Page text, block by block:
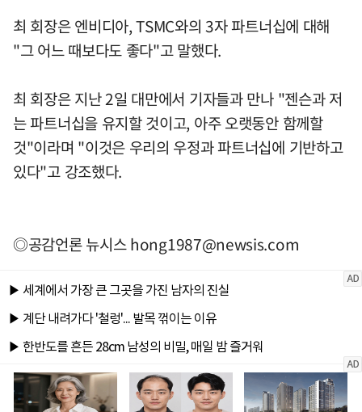
최 회장은 엔비디아, TSMC와의 3자 파트너십에 대해
"그 어느 때보다도 좋다"고 말했다.
최 회장은 지난 2일 대만에서 기자들과 만나 "젠슨과 저
는 파트너십을 유지할 것이고, 아주 오랫동안 함께할
것"이라며 "이것은 우리의 우정과 파트너십에 기반하고
있다"고 강조했다.
◎공감언론 뉴시스hong1987@newsis.com